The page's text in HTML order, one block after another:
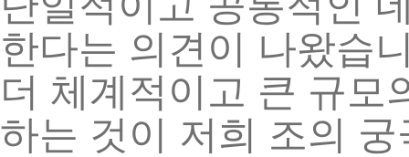
한다는 의견이
나왔습
더 체계적이고 큰 규모
하는 것이 저희 조의 궁